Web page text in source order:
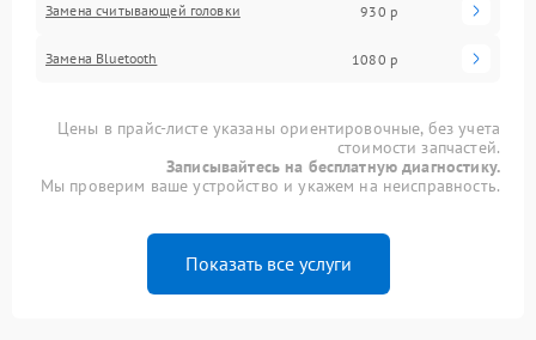
Замена считывающей головки 930 р
Замена Bluetooth 1080 р
Цены в прайс-листе указаны ориентировочные, без учета
стоимости запчастей.
Записывайтесь на бесплатную диагностику.
Мы проверим ваше устройство и укажем на неисправность.
Показать все услуги